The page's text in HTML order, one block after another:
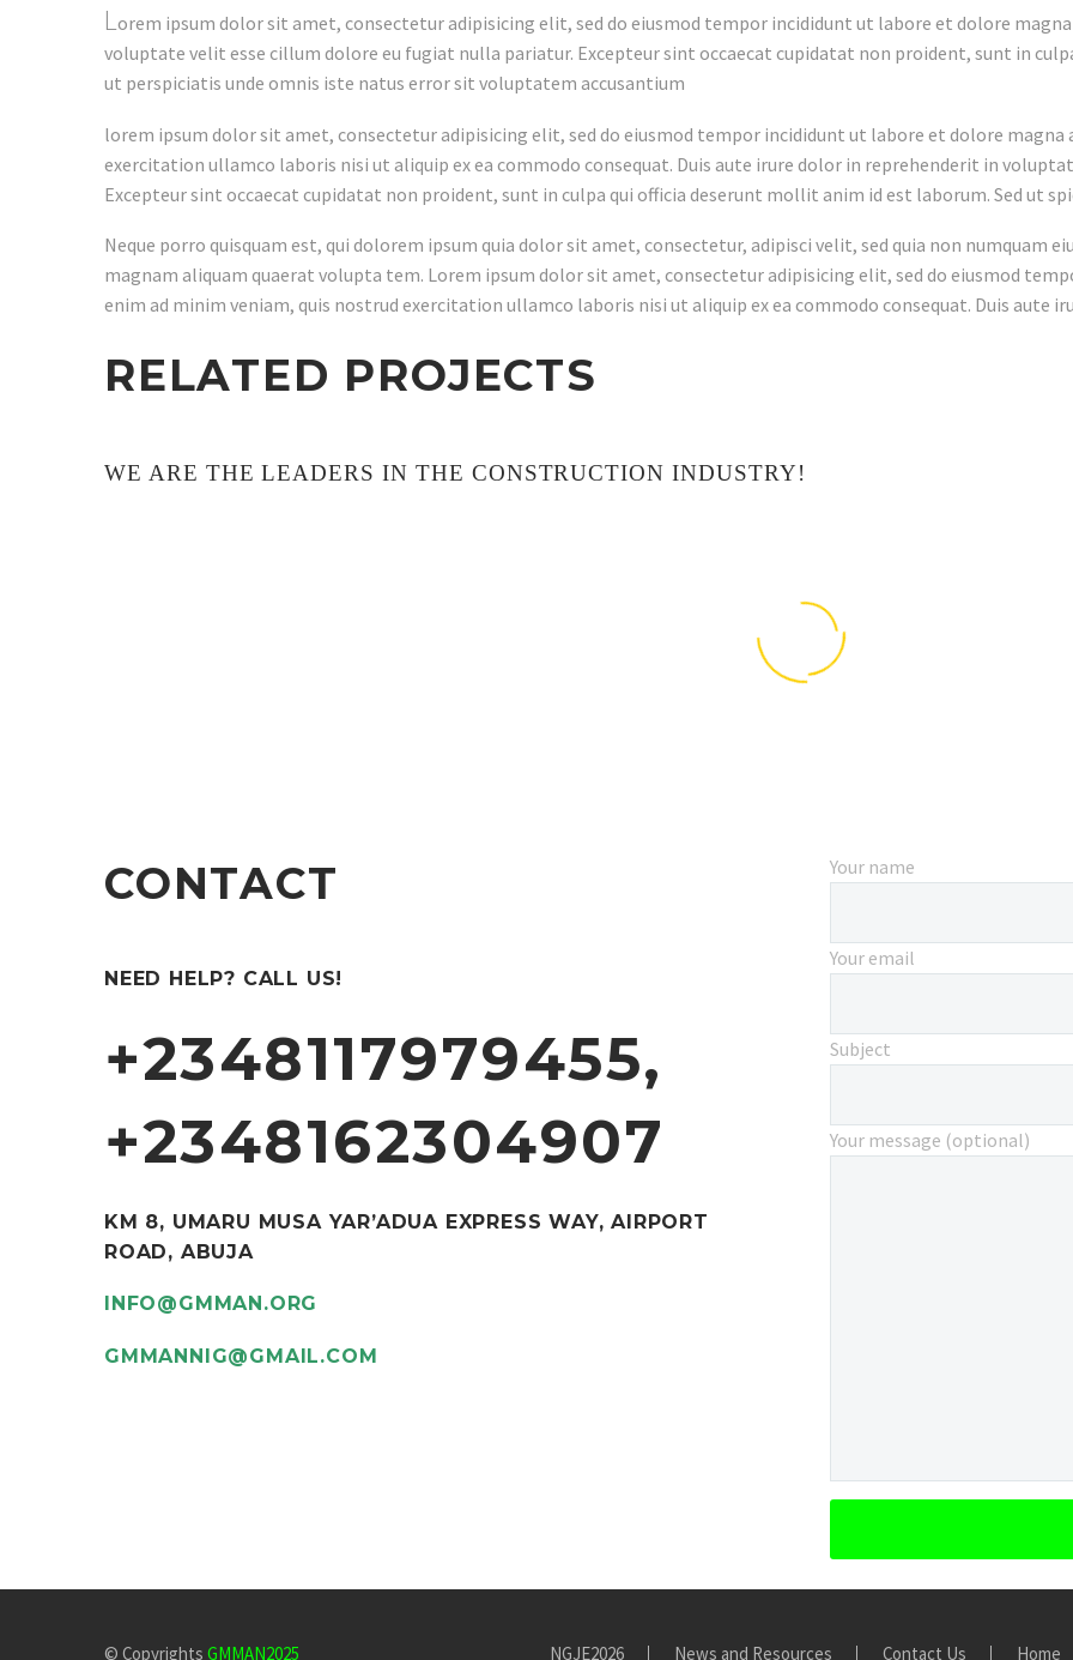
Lorem ipsum dolor sit amet, consectetur adipisicing elit, sed do eiusmod tempor incididunt ut labore et dolore
voluptate velit esse cillum dolore eu fugiat nulla pariatur. Excepteur sint occaecat cupidatat non proident, sunt in
ut perspiciatis unde omnis iste natus error sit voluptatem accusantium
lorem ipsum dolor sit amet, consectetur adipisicing elit, sed do eiusmod tempor incididunt ut labore et dolore magna
exercitation ullamco laboris nisi ut aliquip ex ea commodo consequat. Duis aute irure dolor in reprehenderit in
Excepteur sint occaecat cupidatat non proident, sunt in culpa qui officia deserunt mollit anim id est laborum. Sed ut
Neque porro quisquam est, qui dolorem ipsum quia dolor sit amet, consectetur, adipisci velit, sed quia non numquam
magnam aliquam quaerat volupta tem. Lorem ipsum dolor sit amet, consectetur adipisicing elit, sed do eiusmod
enim ad minim veniam, quis nostrud exercitation ullamco laboris nisi ut aliquip ex ea commodo consequat. Duis aute
RELATED PROJECTS
WE ARE THE LEADERS IN THE CONSTRUCTION INDUSTRY!
SUSPENDISSE LOBORTIS
BUSINESS BUILDING
(DEMO)
PELLENTESQUE
ACCUMSAN (DEMO)
CONTACT
NEED HELP? CALL US!
+2348117979455,
+2348162304907
KM 8, UMARU MUSA YAR’ADUA EXPRESS WAY, AIRPORT
ROAD, ABUJA
INFO@GMMAN.ORG
GMMANNIG@GMAIL.COM
Your name
Your email
Subject
Your message (optional)
NGJE2026 News and Resources Contact Us Home
© Copyrights GMMAN2025